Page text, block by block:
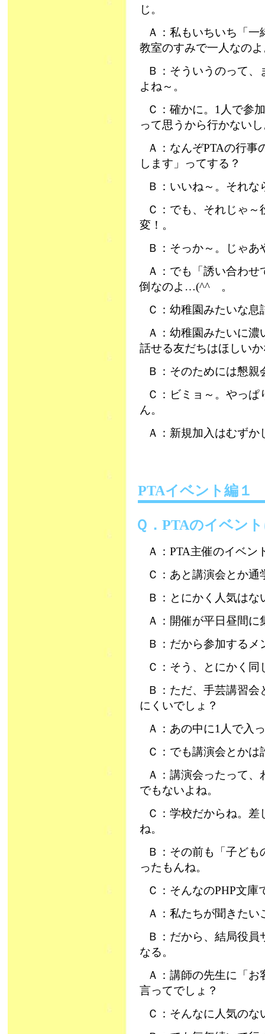
じ。
Ａ：私もいちいち「
教室のすみで一人なの
Ｂ：そういうのって
よね～。
Ｃ：確かに。1人で参
って思うから行かない
Ａ：なんぞPTAの行事
します」ってする？
Ｂ：いいね～。それ
Ｃ：でも、それじゃ
変！。
Ｂ：そっか～。じゃ
Ａ：でも「誘い合わ
倒なのよ…(^^ゞ。
Ｃ：幼稚園みたいな
Ａ：幼稚園みたいに
話せる友だちはほしい
Ｂ：そのためには懇親
Ｃ：ビミョ～。やっ
ん。
Ａ：新規加入はむずか
PTAイベント編１
Ｑ．PTAのイベン
Ａ：PTA主催のイベ
Ｃ：あと講演会とか
Ｂ：とにかく人気はな
Ａ：開催が平日昼間
Ｂ：だから参加する
Ｃ：そう、とにかく
Ｂ：ただ、手芸講習
にくいでしょ？
Ａ：あの中に1人で入
Ｃ：でも講演会とかは
Ａ：講演会ったって
でもないよね。
Ｃ：学校だからね。
ね。
Ｂ：その前も「子ど
ったもんね。
Ｃ：そんなのPHP文庫
Ａ：私たちが聞きた
Ｂ：だから、結局役
なる。
Ａ：講師の先生に「
言ってでしょ？
Ｃ：そんなに人気の